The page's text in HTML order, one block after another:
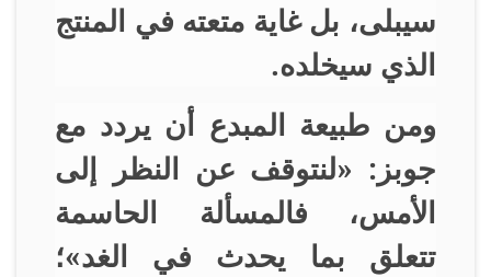
سيبلى، بل غاية متعته في المنتج
الذي سيخلده.
ومن طبيعة المبدع أن يردد مع
جوبز: «لنتوقف عن النظر إلى
الأمس، فالمسألة الحاسمة
تتعلق بما يحدث في الغد»؛